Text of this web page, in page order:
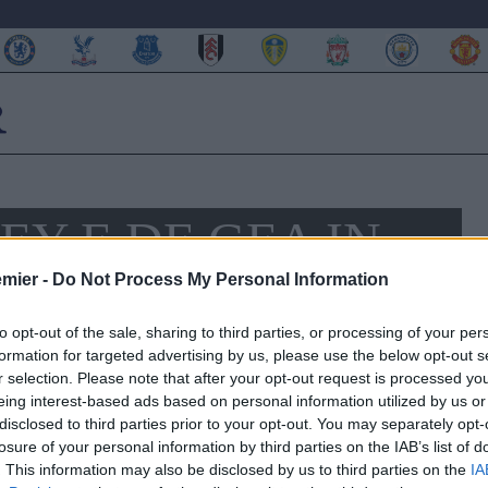
- Do Not Process My Personal Information
opt-out of the sale, sharing to third parties, or processing of your
for targeted advertising by us, please use the below opt-out
selection. Please note that after your opt-out request is processed
interest-based ads based on personal information utilized by us
to third parties prior to your opt-out. You may separately
of your personal information by third parties on the IAB’s list of
This information may also be disclosed by us to third parties on the
E DE GEA IN
, vuoleWayne Rooneye David De Geain Spagna. A
le parole del presidente “Mi piacerebbe vedere Rooney
Premier League, oppure Ribery… De Gea è uno dei
non importa per quale club”.
a più riprese le sirene delReal Madrid : mentre per